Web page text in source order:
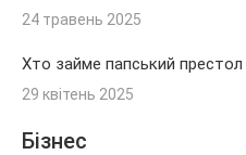
24 травень 2025
Хто займе папський
29 квітень 2025
Бізнес